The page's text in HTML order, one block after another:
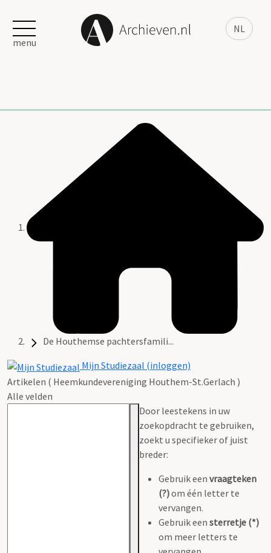
NL
menu
De Houthemse pachtersfamili...
Mijn Studiezaal (inloggen)
Artikelen ( Heemkundevereniging Houthem-St.Gerlach )
Alle velden
Door leestekens in uw
zoekopdracht te gebruiken,
zoekt u specifieker of juist
breder:
Gebruik een vraagteken
(?)om één letter te
vervangen.
Gebruik een sterretje (*)
om meer letters te